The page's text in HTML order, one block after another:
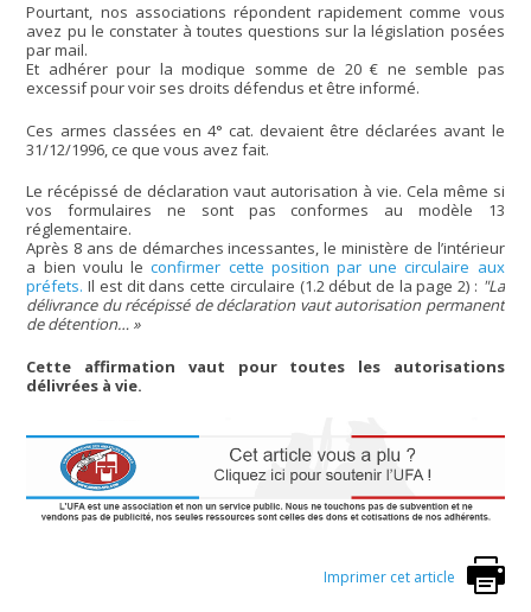
Pourtant, nos associations répondent rapidement comme vous
avez pu le constater à toutes questions sur la législation posées
par mail.
Et adhérer pour la modique somme de 20 € ne semble pas
excessif pour voir ses droits défendus et être informé.
Ces armes classées en 4° cat. devaient être déclarées avant le
31/12/1996, ce que vous avez fait.
Le récépissé de déclaration vaut autorisation à vie. Cela même si
vos formulaires ne sont pas conformes au modèle 13
réglementaire.
Après 8 ans de démarches incessantes, le ministère de l’intérieur
a bien voulu leconfirmer cette position par une circulaire aux
préfets. Il est dit dans cette circulaire (1.2 début de la page 2) : "La
délivrance du récépissé de déclaration vaut autorisation permanent
de détention… »
Cette affirmation vaut pour toutes les autorisations
délivrées à vie.
Imprimer cet article